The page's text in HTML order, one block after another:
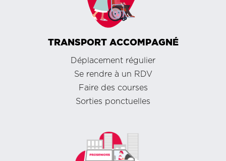
TRANSPORT ACCOMPAGNÉ
Déplacement régulier
Se rendre à un RDV
Faire des courses
Sorties ponctuelles